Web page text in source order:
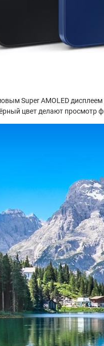
Super AMOLED
цвет делают просмотр